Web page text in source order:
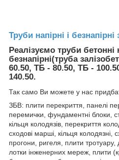
Труби напірні і
Реалізуємо труби бетонні
безнапірні(труба
60.50, ТБ - 80.50, ТБ -
140.50.
Так само Ви можете у нас
ЗБВ: плити перекриття, панелі
перемички, фундаментні блоки,
кільця колодязів, перекриття
сходові марші, кільця колодязні,
прогони, ригеля, плити тротуару,
лотки інженерних мереж, плити